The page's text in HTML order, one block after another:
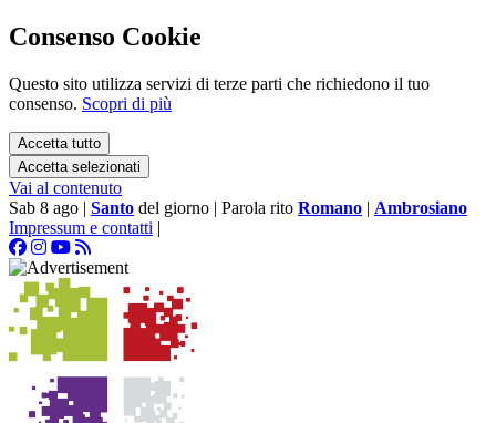
Consenso Cookie
Questo sito utilizza servizi di terze parti che richiedono il tuo
consenso. Scopri di più
Accetta tutto
Accetta selezionati
Vai al contenuto
Sab 8 ago | Santo del giorno | Parola rito Romano | Ambrosiano
Impressum e contatti |